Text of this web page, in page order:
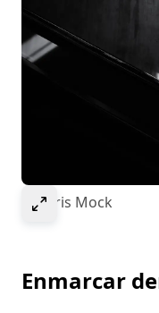
Select to
© Chris Mock
Enmarcar